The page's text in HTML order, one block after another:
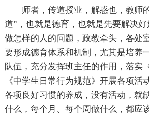
师者，传道授业，解惑也，教师
道”，也就是德育，也就是先要解决好
做怎样的人的问题，政教牵头，各处
要形成德育体系和机制，尤其是培养
队伍，充分发挥班主任的作用，落实
《中学生日常行为规范》开展各项活
各项良好习惯的养成，没有活动，就
什么，每个月、每个周做什么，都应